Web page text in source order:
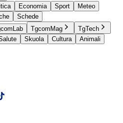
Economia Sport
Meteo
Schede
TgcomMag
TgTech
Skuola Cultura
Animali